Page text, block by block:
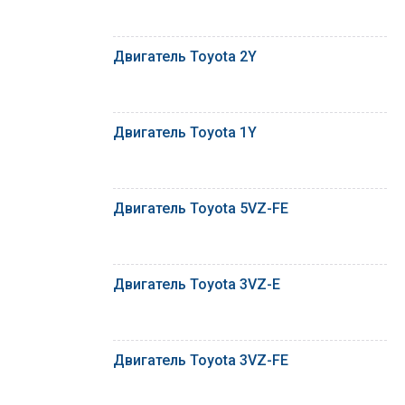
Двигатель Toyota 2Y
Двигатель Toyota 1Y
Двигатель Toyota 5VZ-FE
Двигатель Toyota 3VZ-E
Двигатель Toyota 3VZ-FE